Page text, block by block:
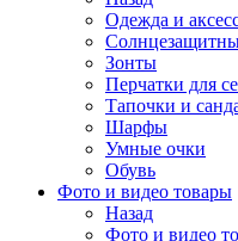
Одежда и
Зонты
Перчатки для
Тапочки и
Шарфы
Умные очки
Обувь
Фото и видео товары
Назад
Фото и видео